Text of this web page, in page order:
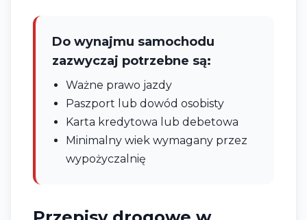
Do wynajmu samochodu
zazwyczaj potrzebne są:
Ważne prawo jazdy
Paszport lub dowód osobisty
Karta kredytowa lub debetowa
Minimalny wiek wymagany przez
wypożyczalnię